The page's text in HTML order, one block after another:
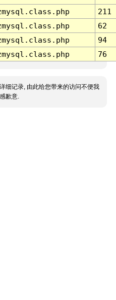
211
62
94
76
细记录, 由此给您带来的访问不便我
歉意.